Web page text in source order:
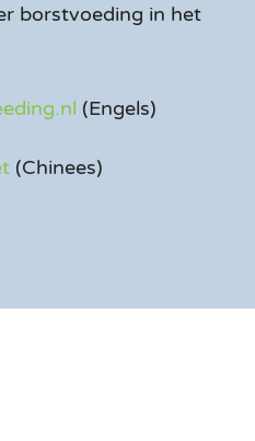
borstvoeding in het
(Engels)
(Chinees)